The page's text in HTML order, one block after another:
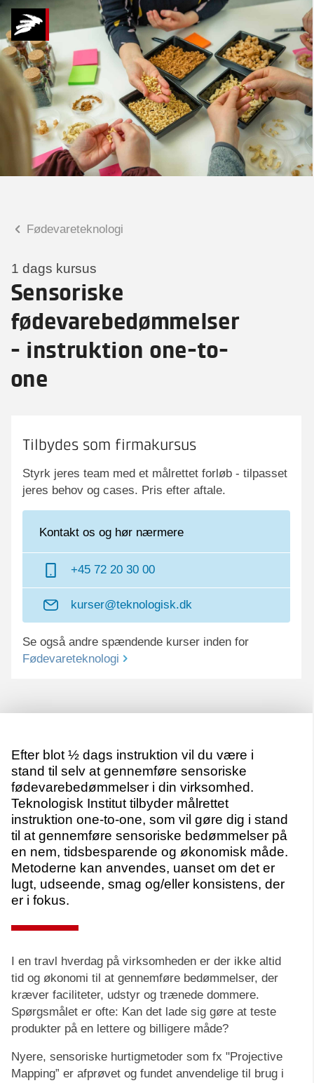
Fødevareteknologi
1 dags kursus
Sensoriske
fødevarebedømmelser
- instruktion one-to-
one
Tilbydes som firmakursus
Styrk jeres team med et målrettet forløb - tilpasset
jeres behov og cases. Pris efter aftale.
Kontakt os og hør nærmere
+45 72 20 30 00
kurser@teknologisk.dk
Se også andre spændende kurser inden for
Fødevareteknologi
Praktiske spørgsmål
Spørgsmål til tilmelding, forplejning,
afholdelsessted m.m.
Marlene Schou Grønbeck
Hvad kan vi hjælpe
dig med?
Efter blot ½ dags instruktion vil du være i
stand til selv at gennemføre sensoriske
fødevarebedømmelser i din virksomhed.
Teknologisk Institut tilbyder målrettet
instruktion one-to-one, som vil gøre dig i stand
til at gennemføre sensoriske bedømmelser på
en nem, tidsbesparende og økonomisk måde.
Metoderne kan anvendes, uanset om det er
lugt, udseende, smag og/eller konsistens, der
er i fokus.
I en travl hverdag på virksomheden er der ikke altid
tid og økonomi til at gennemføre bedømmelser, der
kræver faciliteter, udstyr og trænede dommere.
Spørgsmålet er ofte: Kan det lade sig gøre at teste
produkter på en lettere og billigere måde?
Nyere, sensoriske hurtigmetoder som fx "Projective
Mapping” er afprøvet og fundet anvendelige til brug i